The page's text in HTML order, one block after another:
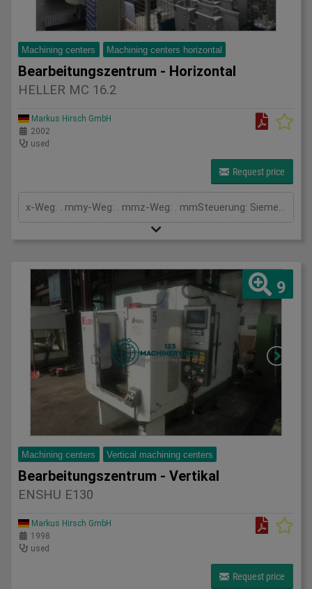
Machining centers Machining centers horizontal
Bearbeitungszentrum - Horizontal
HELLER MC 16.2
Markus Hirsch GmbH
2002
used
Request price
x-Weg: . mmy-Weg: . mmz-Weg: . mmSteuerung: SiemensTyp: 840 DPalettengröße: mmDrehtisch: °Drehzahl: U/minTischbelastung: kgSpindelaufnahme ISO: 50Werkzeugwechsler: Pos.Vorschub: mm/minKühlung durch die Spindel: barGesamtleistungsbedarf: kWMaschinengewicht ca.: tRaumbedarf ca.: m
9
Machining centers Vertical machining centers
Bearbeitungszentrum - Vertikal
ENSHU E130
Markus Hirsch GmbH
1998
used
Request price